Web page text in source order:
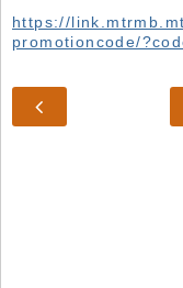
https://
promotioncode/